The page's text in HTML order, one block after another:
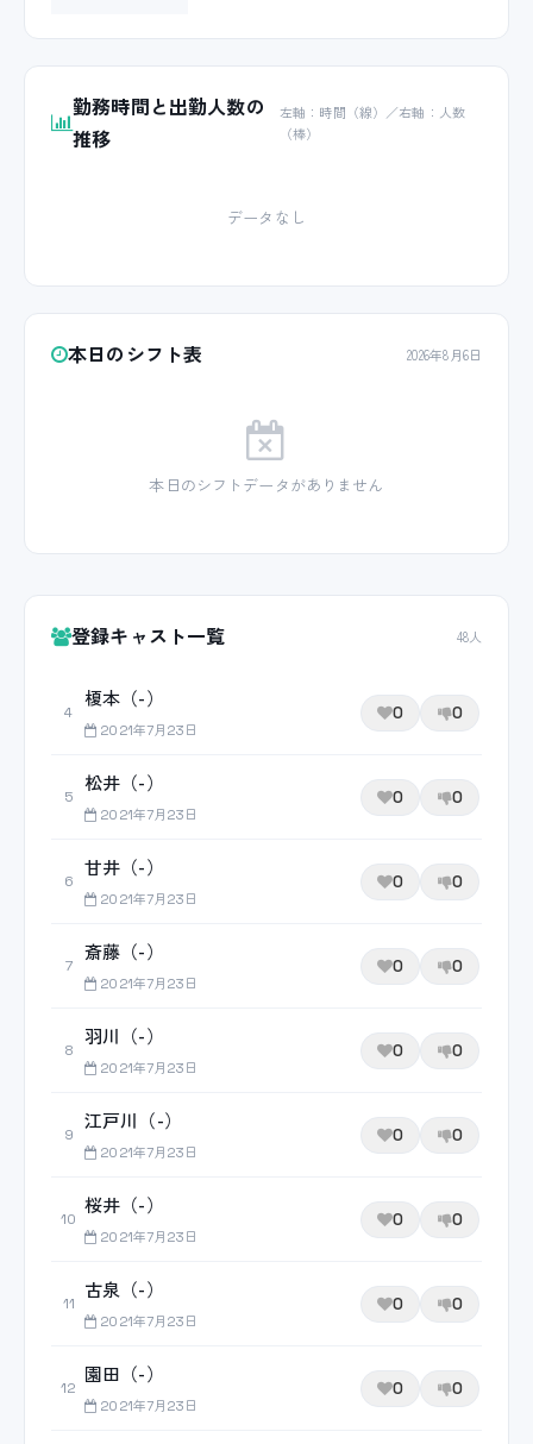
勤務時間と出勤人数の
推移
左軸：時間（線）／右軸：人数
（棒）
データなし
本日のシフト表 2026年8月6日
本日のシフトデータがありません
登録キャスト一覧 48人
4
榎本（-）
2021年7月23日
0 0
5
松井（-）
2021年7月23日
0 0
6
甘井（-）
2021年7月23日
0 0
7
斎藤（-）
2021年7月23日
0 0
8
羽川（-）
2021年7月23日
0 0
9
江戸川（-）
2021年7月23日
0 0
10
桜井（-）
2021年7月23日
0 0
11
古泉（-）
2021年7月23日
0 0
12
園田（-）
2021年7月23日
0 0